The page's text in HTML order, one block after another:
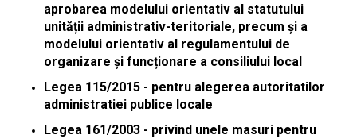
aprobarea modelului orientativ al statutului
unității administrativ-teritoriale, precum și a
modelului orientativ al regulamentului de
organizare și funcționare a consiliului local
Legea 115/2015 - pentru alegerea autoritatilor
administratiei publice locale
Legea 161/2003 - privind unele masuri pentru